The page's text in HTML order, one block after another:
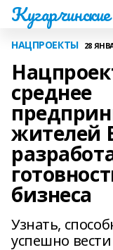
НАЦПРОЕКТЫ 28
среднее
жителей
бизнеса
Узнать,
успешно вести